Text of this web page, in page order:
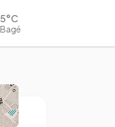
5°C
Bagé